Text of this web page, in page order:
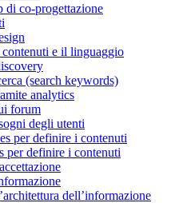
di co-progettazione
e il linguaggio
(search keywords)
analytics
forum
degli utenti
per definire i contenuti
per definire i contenuti
dell’informazione